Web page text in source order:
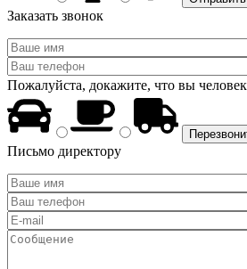
Заказать звонок
Пожалуйста, докажите, что вы
Письмо директору